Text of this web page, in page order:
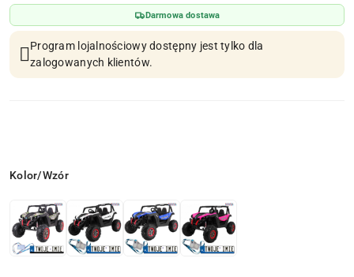
Darmowa dostawa
Program lojalnościowy dostępny jest tylko dla
zalogowanych klientów.
Wariant
Kolor/Wzór